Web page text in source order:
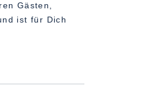
Gästen,
ist für Dich